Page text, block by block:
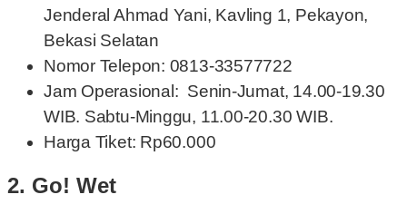
Jenderal Ahmad Yani, Kavling 1, Pekayon,
Bekasi Selatan
Nomor Telepon: 0813-33577722
Jam Operasional: Senin-Jumat, 14.00-19.30
WIB. Sabtu-Minggu, 11.00-20.30 WIB.
Harga Tiket: Rp60.000
2. Go! Wet